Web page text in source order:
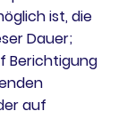
ist, die
Dauer;
Berichtigung
auf